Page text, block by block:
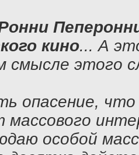
кино... А
смысле этого
опасение,
массового
особой